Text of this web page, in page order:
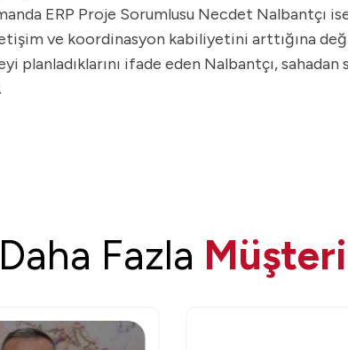
ERP Proje Sorumlusu Necdet Nalbantçı
ve koordinasyon kabiliyetini arttığına
ifade eden Nalbantçı,
Daha Fazla Müşteri